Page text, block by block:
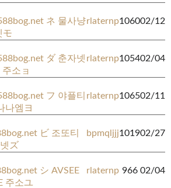
ネ 물사냥
モ
rlaternp106002/12
ダ 춘자넷
소ョ
rlaternp105402/04
フ 야플티
나엠ヨ
rlaternp106502/11
ビ 조또티
ズ
bpmqljjj101902/27
シ AVSEE
주소ユ
rlaternp 966 02/04